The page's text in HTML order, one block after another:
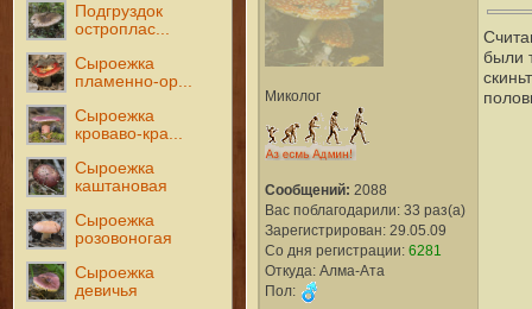
Подгруздок
остроплас...
Сыроежка
пламенно-ор...
Сыроежка
кроваво-кра...
Сыроежка
каштановая
Сыроежка
розовоногая
Сыроежка
девичья
Миколог
Сообщений: 2088
Вас поблагодарили: 33 раз(а)
Зарегистрирован: 29.05.09
Со дня регистрации: 6281
Откуда: Алма-Ата
Пол:
были